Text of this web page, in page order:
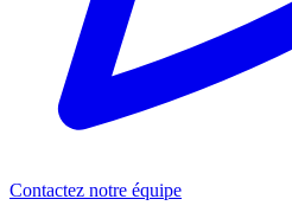
Contactez notre équipe